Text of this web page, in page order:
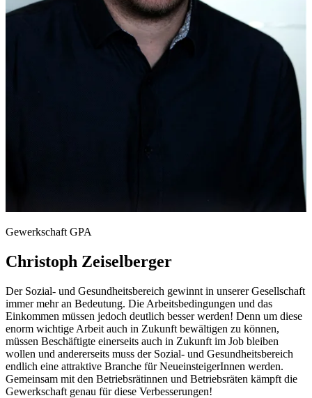
Gewerkschaft GPA
Christoph Zeiselberger
Der Sozial- und Gesundheitsbereich gewinnt in unserer Gesellschaft
immer mehr an Bedeutung. Die Arbeitsbedingungen und das
Einkommen müssen jedoch deutlich besser werden! Denn um diese
enorm wichtige Arbeit auch in Zukunft bewältigen zu können,
müssen Beschäftigte einerseits auch in Zukunft im Job bleiben
wollen und andererseits muss der Sozial- und Gesundheitsbereich
endlich eine attraktive Branche für NeueinsteigerInnen werden.
Gemeinsam mit den Betriebsrätinnen und Betriebsräten kämpft die
Gewerkschaft genau für diese Verbesserungen!